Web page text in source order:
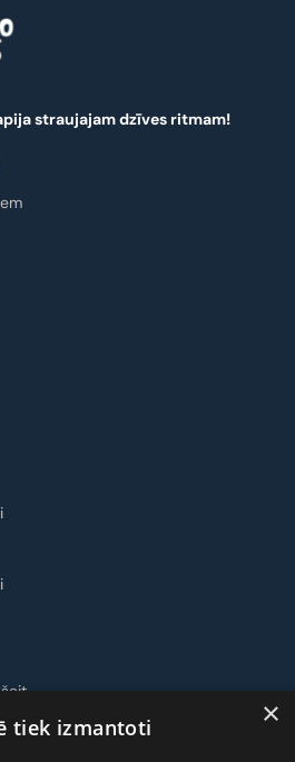
straujajam dzīves ritmam!
×
tiek izmantoti